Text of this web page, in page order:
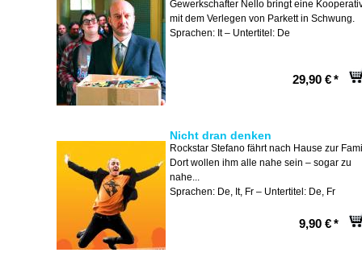
Gewerkschafter Nello bringt eine
mit dem Verlegen von Parkett in Schwung.
Sprachen: It – Untertitel: De
29,90 €*
Nicht dran denken
Rockstar Stefano fährt nach Hause zur
Dort wollen ihm alle nahe sein – sogar zu
nahe...
Sprachen: De, It, Fr – Untertitel: De, Fr
9,90 €*